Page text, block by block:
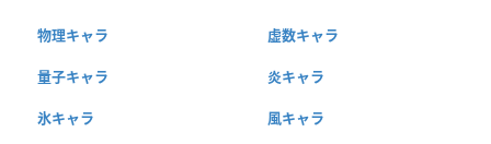
物理キャラ 虚数キャラ
量子キャラ 炎キャラ
氷キャラ 風キャラ